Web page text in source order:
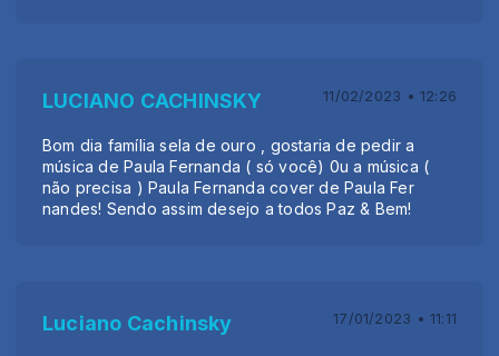
LUCIANO CACHINSKY 11/02/2023 • 12:26
Bom dia família sela de ouro , gostaria de pedir a
música de Paula Fernanda ( só você) 0u a música (
não precisa ) Paula Fernanda cover de Paula Fer
nandes! Sendo assim desejo a todos Paz & Bem!
Luciano Cachinsky 17/01/2023 • 11:11